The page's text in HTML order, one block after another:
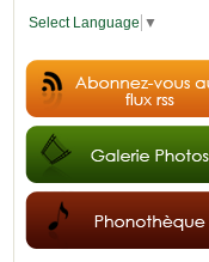
Select Language ▼